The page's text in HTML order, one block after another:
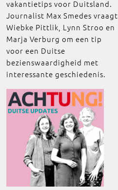
vakantietips voor Duitsland.
Journalist Max Smedes vraagt
Wiebke Pittlik, Lynn Stroo en
Marja Verburg om een tip
voor een Duitse
bezienswaardigheid met
interessante geschiedenis.